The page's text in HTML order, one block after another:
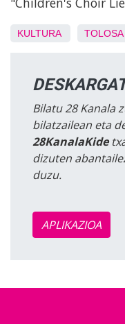
KULTURA TOLOSA
Bilatu 28 Kanala
bilatzailean eta
28KanalaKide
dizuten
duzu.
APLIKAZIOA